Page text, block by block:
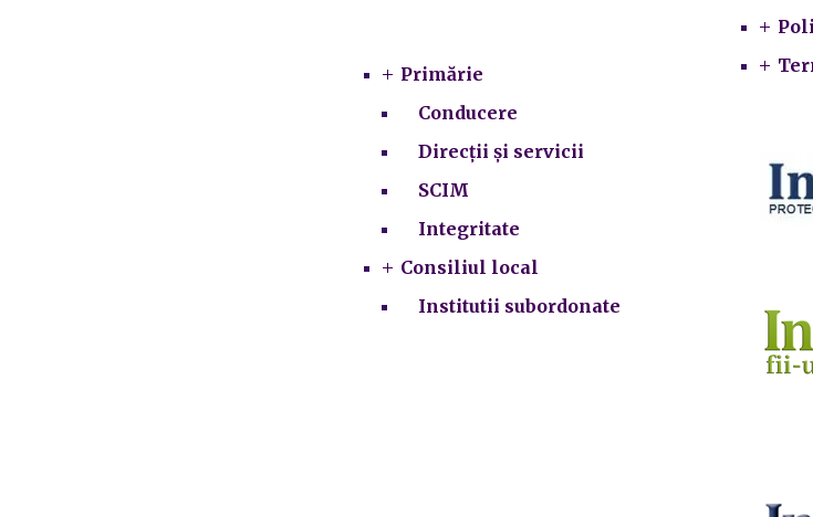
Primărie
Conducere
Direcții și servicii
SCIM
Integritate
Consiliul local
Institutii subordonate